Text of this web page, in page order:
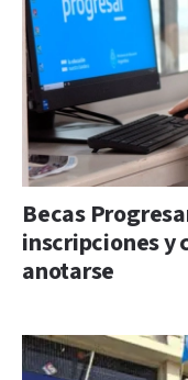
Becas
inscripciones y
anotarse